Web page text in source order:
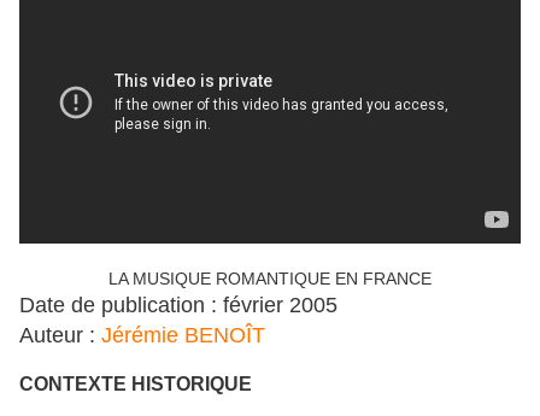
LA MUSIQUE ROMANTIQUE EN FRANCE
Date de publication : février 2005
Auteur : Jérémie BENOÎT
CONTEXTE HISTORIQUE